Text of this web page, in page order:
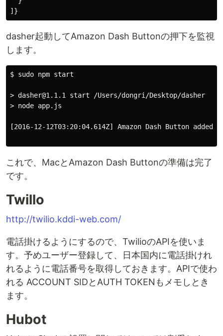
]}
dasher起動してAmazon Dash Buttonの押下を監視
します。
$ sudo npm start
> dasher@1.1.1 start /Users/dongri/Desktop/dasher
> node app.js
[2016-12-12T03:20:04.614Z] Amazon Dash Button added.
これで、MacとAmazon Dash Buttonの準備は完了
です。
Twillo
http://twilio.kddi-web.com/
電話掛けるようにするので、TwilioのAPIを使いま
す。予めユーザー登録して、日本国内に電話掛けれ
れるように電話番号を取得しておきます。APIで使わ
れる ACCOUNT SIDとAUTH TOKENもメモしとき
ます。
Hubot